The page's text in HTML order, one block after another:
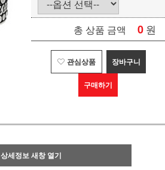
총 상품 금액 0 원
관심상품 장바구니
구매하기
상세정보 새창 열기